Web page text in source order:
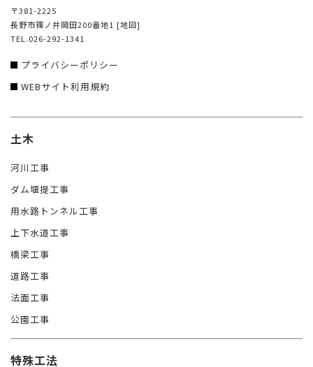
〒381-2225
長野市篠ノ井岡田200番地1 [地図]
TEL.026-292-1341
プライバシーポリシー
WEBサイト利用規約
土木
河川工事
ダム堰提工事
用水路トンネル工事
上下水道工事
橋梁工事
道路工事
法面工事
公園工事
特殊工法